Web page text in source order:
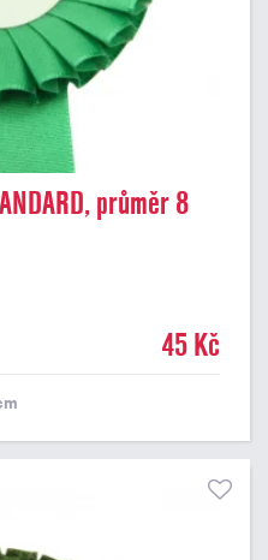
průměr 8
45 Kč